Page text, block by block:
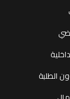
الطلبة